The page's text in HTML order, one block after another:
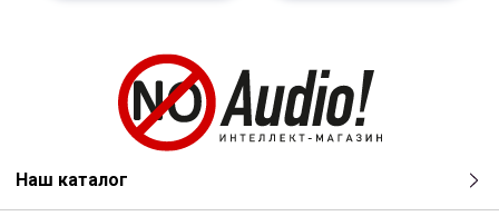
Наш каталог